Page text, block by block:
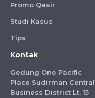
Promo Qasir
Studi Kasus
Tips
Kontak
Gedung One Pacific
Place Sudirman Central
Business District Lt. 15